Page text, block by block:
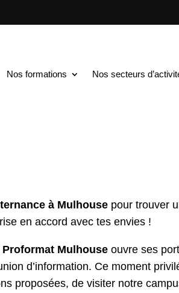
Nos formations Nos secteurs
:
à Mulhouse pour trouver
en accord avec tes envies !
Proformat Mulhouse ouvre ses
d’information. Ce moment
proposées, de visiter notre